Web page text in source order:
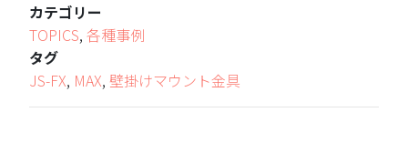
カテゴリー
TOPICS, 各種事例
タグ
JS-FX, MAX, 壁掛けマウント金具